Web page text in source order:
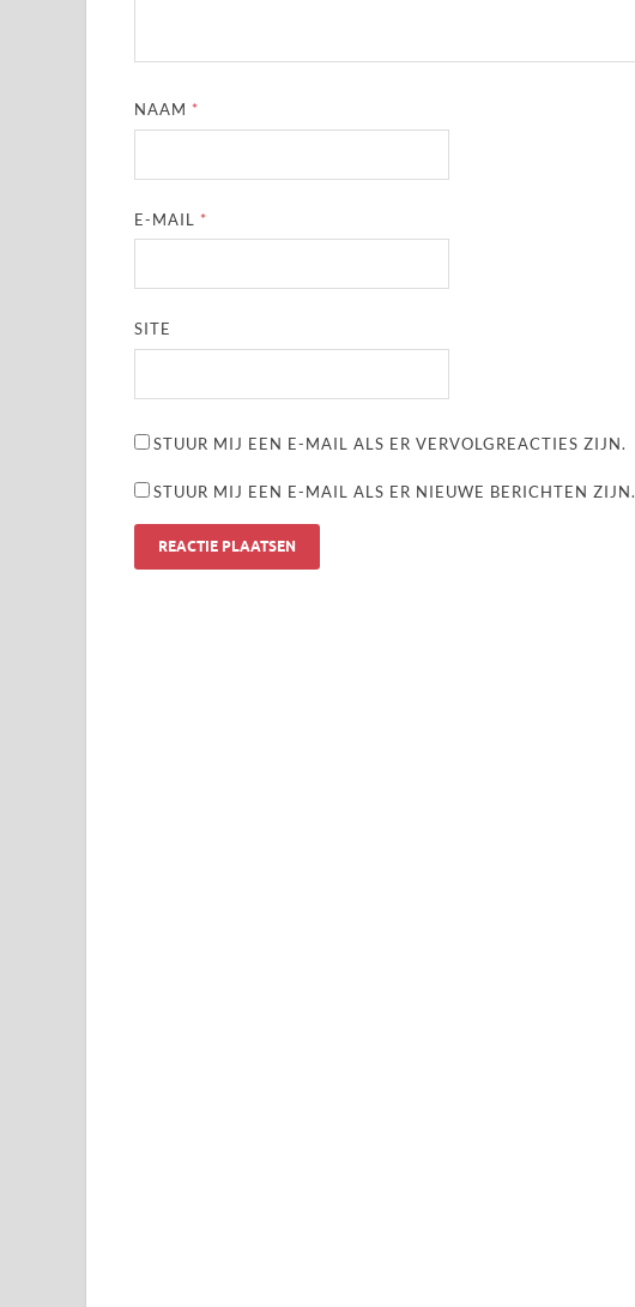
NAAM *
E-MAIL *
SITE
STUUR MIJ EEN E-MAIL ALS ER VERVOLGREACTIES ZIJN.
STUUR MIJ EEN E-MAIL ALS ER NIEUWE BERICHTEN ZIJN.